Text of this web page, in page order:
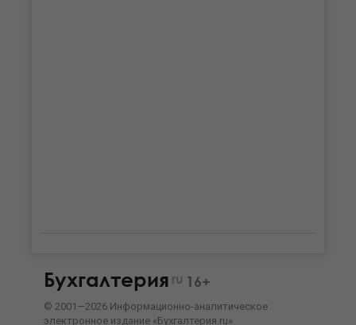
Бухгалтерия ru 16+
© 2001—2026 Информационно-аналитическое
электронное издание «Бухгалтерия.ru»